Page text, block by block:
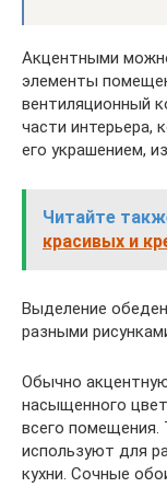
Акцентными
элементы
вентиляционный
части интерьера,
его украшением,
Читайте
красивых и
Выделение
разными
Обычно
насыщенного
всего помещения.
используют для
кухни. Сочные